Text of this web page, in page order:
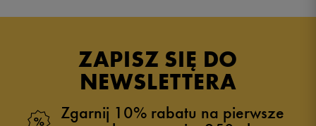
4.9
zebranych i zweryfikowanych przez
ZAPISZ SIĘ DO
NEWSLETTERA
Zgarnij 10% rabatu na pierwsze